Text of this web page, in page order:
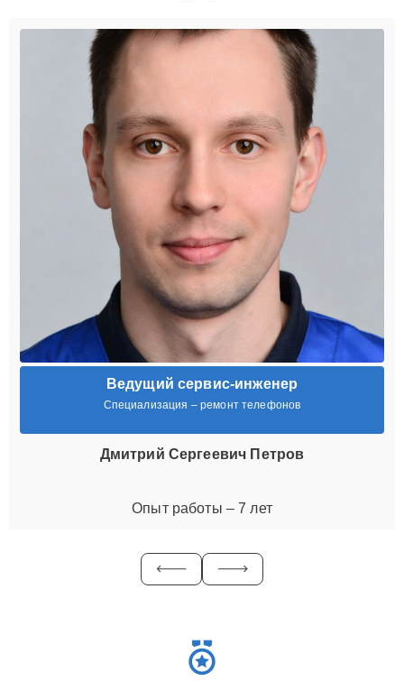
Ведущий сервис-инженер
Специализация – ремонт телефонов
Дмитрий Сергеевич Петров
Опыт работы – 7 лет